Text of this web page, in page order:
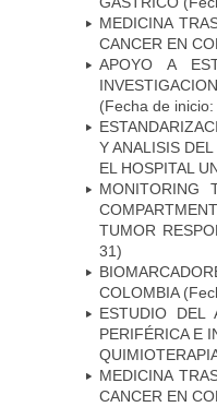
MEDICINA
CANCER EN
APOYO A
(Fecha de
Y ANALISIS
EL HOSPITAL
MONITORING
TUMOR
31)
COLOMBIA
ESTUDIO DEL
PERIFÉRICA E
MEDICINA
CANCER EN